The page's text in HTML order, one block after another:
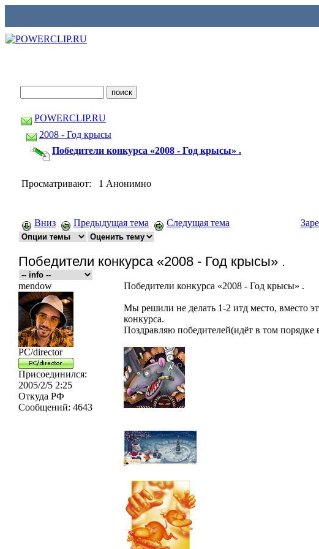
POWERCLIP.RU
2008 - Год крысы
Победители конкурса «2008 - Год крысы» .
Просматривают: 1 Анонимно
Вниз Предыдущая тема Следущая тема
Победители конкурса «2008 - Год крысы» .
mendow
PC/director
Присоединился:
2005/2/5 2:25
Откуда РФ
Сообщений: 4643
Победители конкурса «2008 - Год крысы» .
Мы решили не делать 1-2 итд место, вместо
конкурса.
Поздравляю победителей(идёт в том